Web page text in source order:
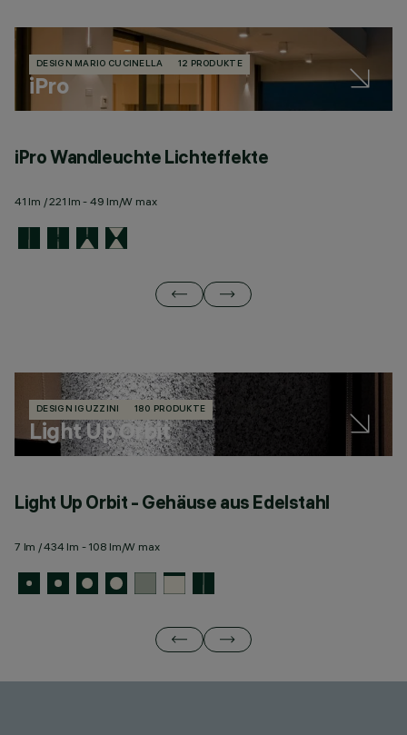
DESIGN MARIO CUCINELLA 12 PRODUKTE
iPro
iPro Wandleuchte Lichteffekte
41 lm / 221 lm - 49 lm/W max
DESIGN IGUZZINI 180 PRODUKTE
Light Up Orbit
Light Up Orbit - Gehäuse aus Edelstahl
7 lm / 434 lm - 108 lm/W max